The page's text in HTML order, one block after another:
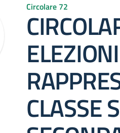
Circolare 72
ELEZIONI
CLASSE